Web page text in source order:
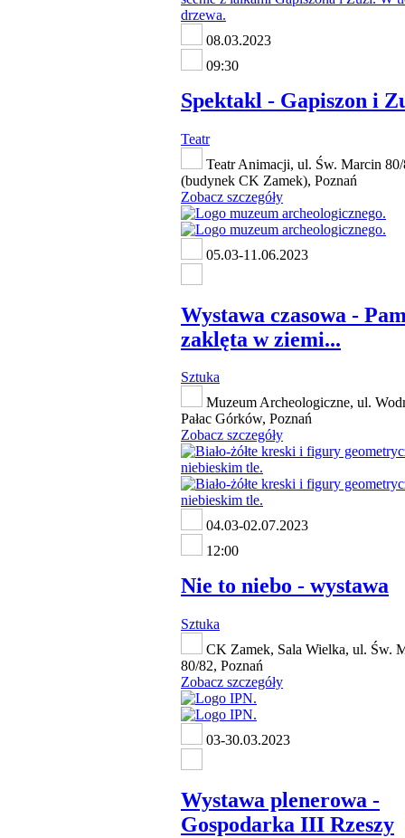
08.03.2023
09:30
Spektakl - Gapiszon i
Teatr
Teatr Animacji, ul. Św. Marcin
(budynek CK Zamek), Poznań
Zobacz szczegóły
05.03-11.06.2023
Wystawa czasowa -
zaklęta w ziemi...
Sztuka
Muzeum Archeologiczne, ul.
Pałac Górków, Poznań
Zobacz szczegóły
04.03-02.07.2023
12:00
Nie to niebo - wystawa
Sztuka
CK Zamek, Sala Wielka, ul. Św.
80/82, Poznań
Zobacz szczegóły
03-30.03.2023
Wystawa plenerowa -
Gospodarka III Rzeszy